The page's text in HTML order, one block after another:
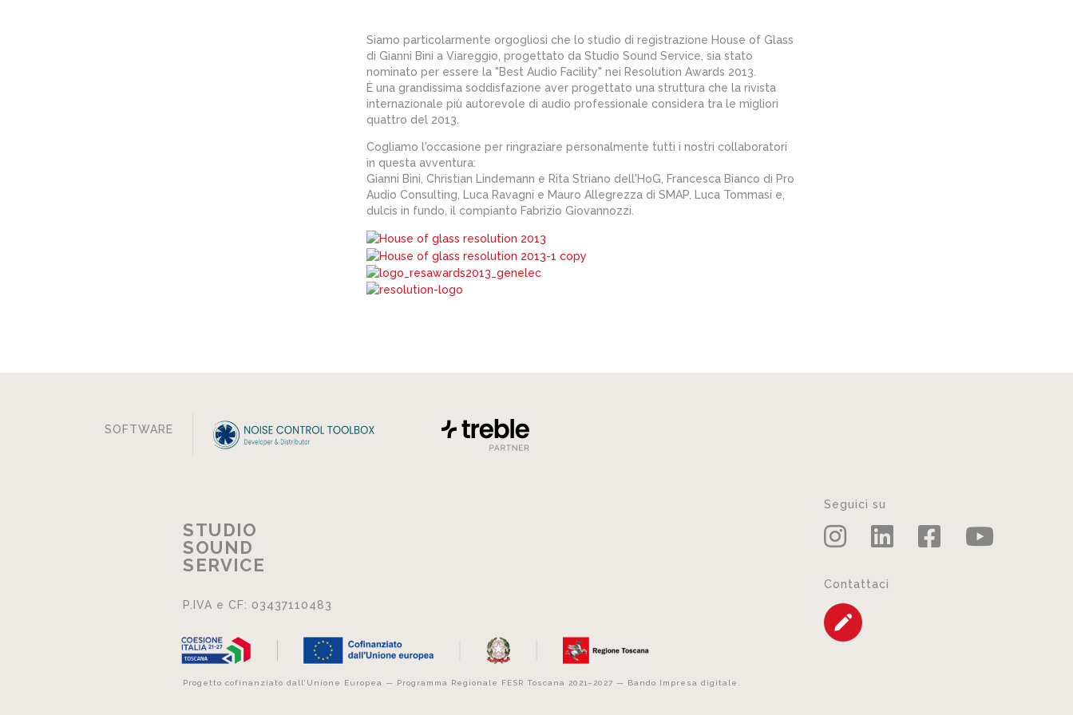
Siamo particolarmente orgogliosi che lo studio di registrazione House of Glass
di Gianni Bini a Viareggio, progettato da Studio Sound Service, sia stato
nominato per essere la "Best Audio Facility" nei Resolution Awards 2013.
È una grandissima soddisfazione aver progettato una struttura che la rivista
internazionale più autorevole di audio professionale considera tra le migliori
quattro del 2013.
Cogliamo l'occasione per ringraziare personalmente tutti i nostri collaboratori
in questa avventura:
Gianni Bini, Christian Lindemann e Rita Striano dell'HoG, Francesca Bianco di Pro
Audio Consulting, Luca Ravagni e Mauro Allegrezza di SMAP, Luca Tommasi e,
dulcis in fundo, il compianto Fabrizio Giovannozzi.
SOFTWARE
STUDIO
SOUND
SERVICE
P.IVA e CF: 03437110483
Seguici su
Contattaci
Progetto cofinanziato dall’Unione Europea — Programma Regionale FESR Toscana 2021–2027 — Bando Impresa digitale.